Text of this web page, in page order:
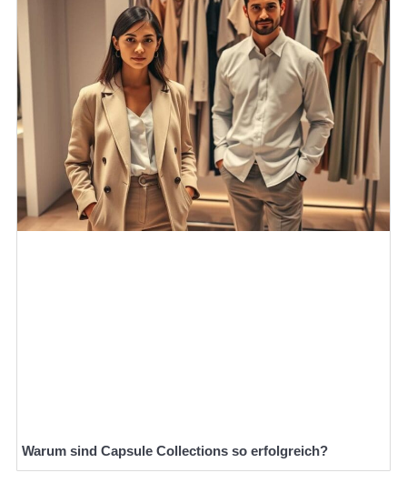
Warum sind Capsule Collections so erfolgreich?